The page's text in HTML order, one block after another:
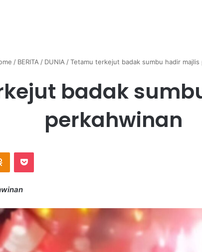
/ BERITA / DUNIA / Tetamu terkejut badak sumbu hadir majlis
badak
perkahwinan